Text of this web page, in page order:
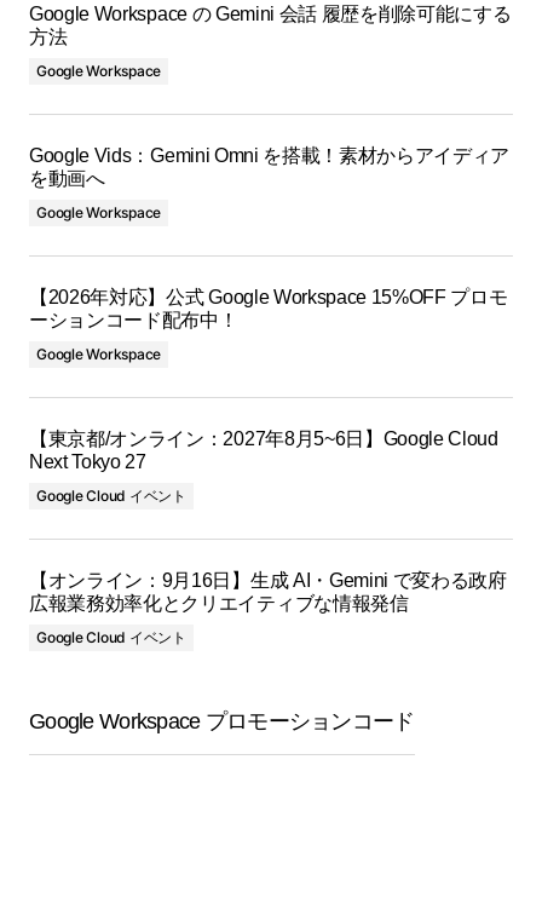
Google Workspace の Gemini 会話 履歴を削除可能にする
方法
Google Workspace
Google Vids：Gemini Omni を搭載！素材からアイディア
を動画へ
Google Workspace
【2026年対応】公式 Google Workspace 15%OFF プロモ
ーションコード配布中！
Google Workspace
【東京都/オンライン：2027年8月5~6日】Google Cloud
Next Tokyo 27
Google Cloud イベント
【オンライン：9月16日】生成 AI・Gemini で変わる政府
広報業務効率化とクリエイティブな情報発信
Google Cloud イベント
Google Workspace プロモーションコード